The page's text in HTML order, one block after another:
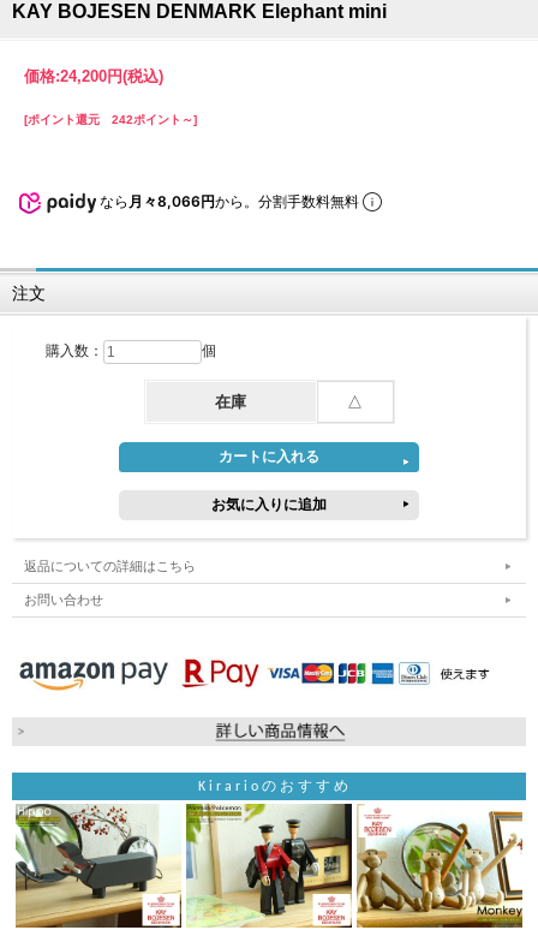
KAY BOJESEN DENMARK Elephant mini
価格:24,200円(税込)
[ポイント還元 242ポイント～]
なら 月々8,066円から。分割手数料無料
注文
購入数： 個
在庫 △
返品についての詳細はこちら
お問い合わせ
Kirarioのおすすめ